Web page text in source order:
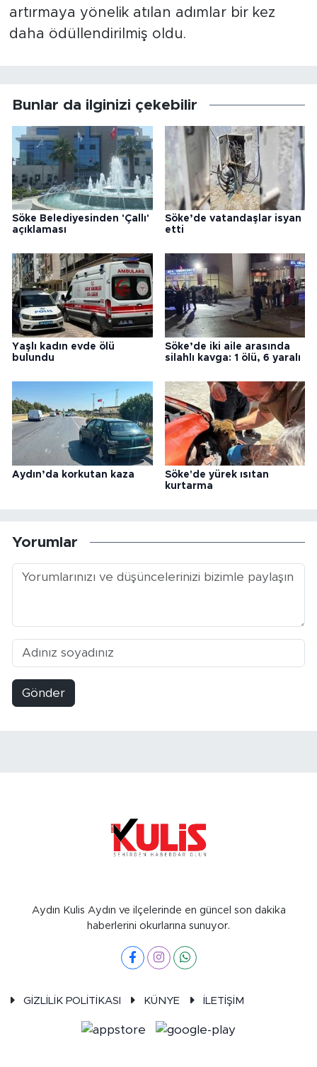
artırmaya yönelik atılan adımlar bir kez
daha ödüllendirilmiş oldu.
Bunlar da ilginizi çekebilir
Söke Belediyesinden 'Çallı'
açıklaması
Söke’de vatandaşlar isyan
etti
Yaşlı kadın evde ölü
bulundu
Söke’de iki aile arasında
silahlı kavga: 1 ölü, 6 yaralı
Aydın’da korkutan kaza
Söke'de yürek ısıtan
kurtarma
Yorumlar
Gönder
Aydın Kulis Aydın ve ilçelerinde en güncel son dakika
haberlerini okurlarına sunuyor.
GİZLİLİK POLİTİKASI KÜNYE İLETİŞİM